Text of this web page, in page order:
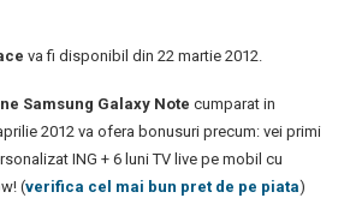
va fi disponibil din 22 martie 2012.
Samsung Galaxy Note cumparat in
2012 va ofera bonusuri precum: vei primi
ING + 6 luni TV live pe mobil cu
(verifica cel mai bun pret de pe piata)